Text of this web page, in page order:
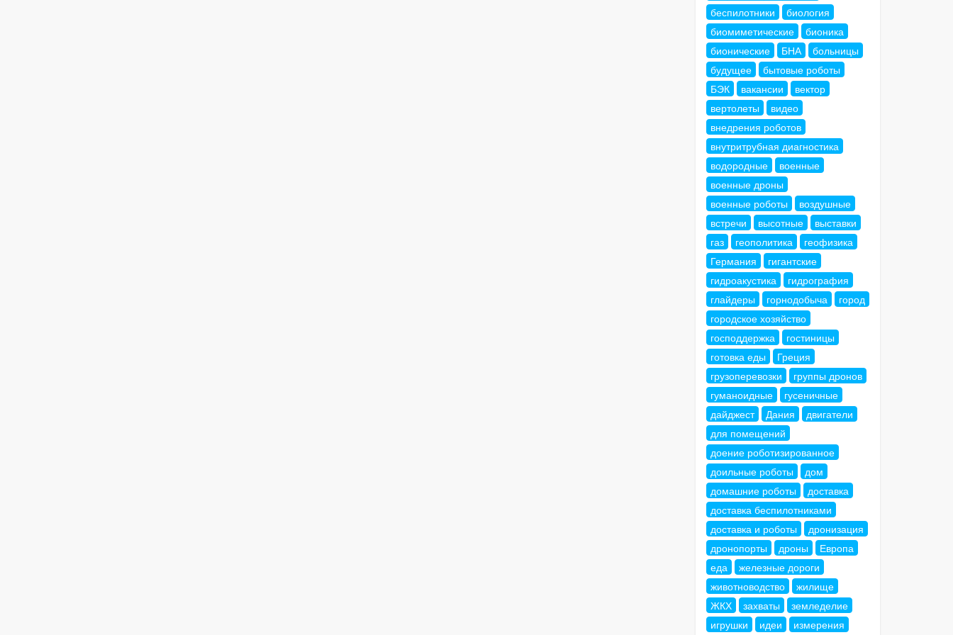
беспилотники
биология
биомиметические
бионика
бионические
БНА
больницы
будущее
бытовые роботы
БЭК
вакансии
вектор
вертолеты
видео
внедрения роботов
внутритрубная диагностика
водородные
военные
военные дроны
военные роботы
воздушные
встречи
высотные
выставки
газ
геополитика
геофизика
Германия
гигантские
гидроакустика
гидрография
глайдеры
горнодобыча
город
городское хозяйство
господдержка
гостиницы
готовка еды
Греция
грузоперевозки
группы дронов
гуманоидные
гусеничные
дайджест
Дания
двигатели
для помещений
доение роботизированное
доильные роботы
дом
домашние роботы
доставка
доставка беспилотниками
доставка и роботы
дронизация
дронопорты
дроны
Европа
еда
железные дороги
животноводство
жилище
ЖКХ
захваты
земледелие
игрушки
идеи измерения